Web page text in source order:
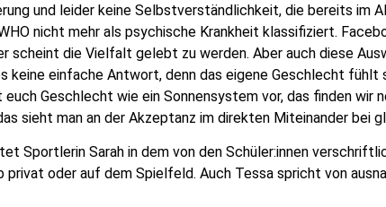
und leider keine Selbstverständlichkeit, die bereits im
nicht mehr als psychische Krankheit klassifiziert.
scheint die Vielfalt gelebt zu werden. Aber auch diese
einfache Antwort, denn das eigene Geschlecht fühlt
Geschlecht wie ein Sonnensystem vor, das finden wir
sieht man an der Akzeptanz im direkten Miteinander bei
Sportlerin Sarah in dem von den Schüler:innen
oder auf dem Spielfeld. Auch Tessa spricht von